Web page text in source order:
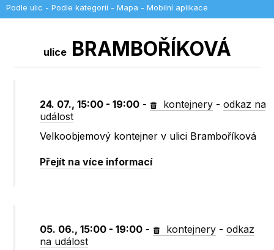
Podle ulic - Podle kategorií - Mapa - Mobilní aplikace
uliceBRAMBOŘÍKOVÁ
24. 07., 15:00 - 19:00 - kontejnery -odkaz na
událost
Velkoobjemový kontejner v ulici Bramboříková
Přejít na více informací
05. 06., 15:00 - 19:00 - kontejnery -odkaz
na událost